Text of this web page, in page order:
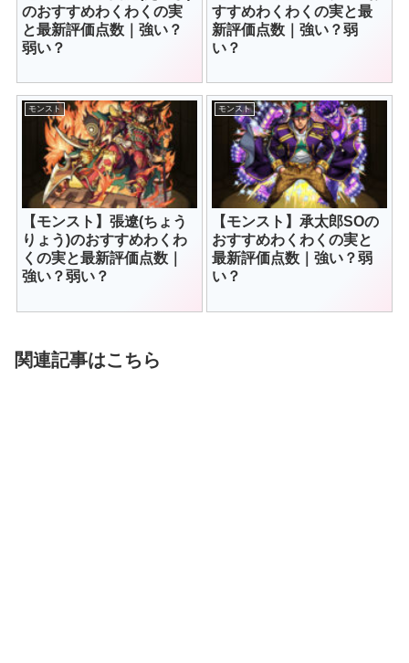
のおすすめわくわくの実
と最新評価点数｜強い？
弱い？
すすめわくわくの実と最
新評価点数｜強い？弱
い？
モンスト
【モンスト】張遼(ちょう
りょう)のおすすめわくわ
くの実と最新評価点数｜
強い？弱い？
モンスト
【モンスト】承太郎SOの
おすすめわくわくの実と
最新評価点数｜強い？弱
い？
関連記事はこちら